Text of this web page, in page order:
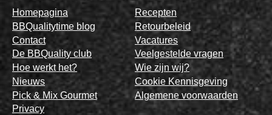
Homepagina
BBQualitytime blog
Contact
De BBQuality club
Hoe werkt het?
Nieuws
Pick & Mix Gourmet
Privacy
Recepten
Retourbeleid
Vacatures
Veelgestelde vragen
Wie zijn wij?
Cookie Kennisgeving
Algemene voorwaarden